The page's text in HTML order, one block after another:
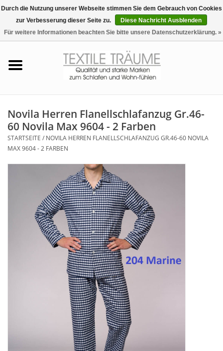
0 Artikel - €0,00
Tag & Nachtwäsche
Badezimmer & Sauna
Haus-Bademäntel
Plaids, Decken, Kissen
Mode & Accessoires
Edles aus Cashmere
Novila Herren Flanellschlafanzug Gr.46-
60 Novila Max 9604 - 2 Farben
STARTSEITE / NOVILA HERREN FLANELLSCHLAFANZUG GR.46-60 NOVILA
MAX 9604 - 2 FARBEN
Durch die Nutzung unserer Webseite stimmen Sie dem Gebrauch von Cookies
zur Verbesserung dieser Seite zu.
Diese Nachricht Ausblenden
Für weitere Informationen beachten Sie bitte unsere Datenschutzerklärung. »